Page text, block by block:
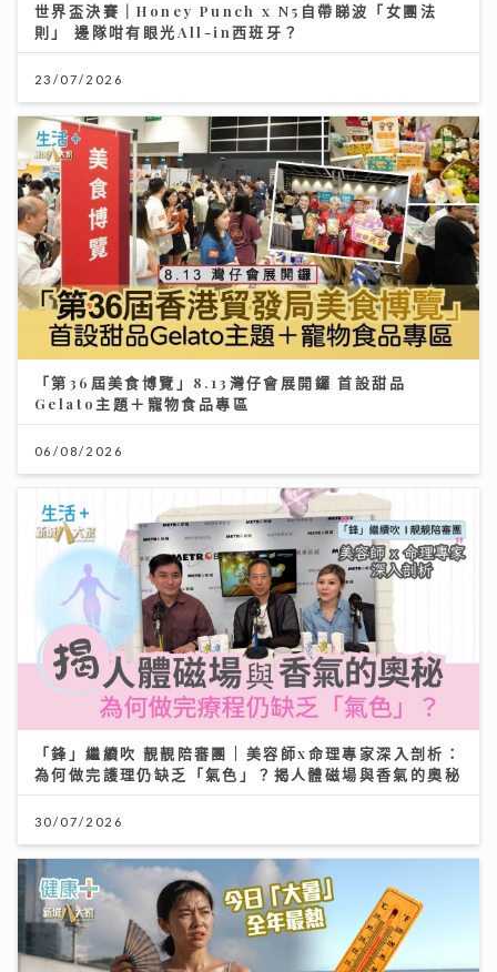
世界盃決賽｜Honey Punch x N5自帶睇波「女團法
則」 邊隊咁有眼光All-in西班牙？
23/07/2026
「第36屆美食博覽」8.13灣仔會展開鑼 首設甜品
Gelato主題＋寵物食品專區
06/08/2026
「鋒」繼續吹 靚靚陪審團 | 美容師x命理專家深入剖析：
為何做完護理仍缺乏「氣色」？揭人體磁場與香氣的奧秘
30/07/2026